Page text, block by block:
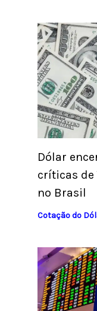
Dólar
críticas de
no Brasil
Cotação do